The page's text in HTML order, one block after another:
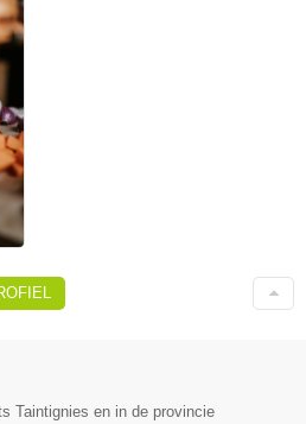
Taintignies en in de provincie